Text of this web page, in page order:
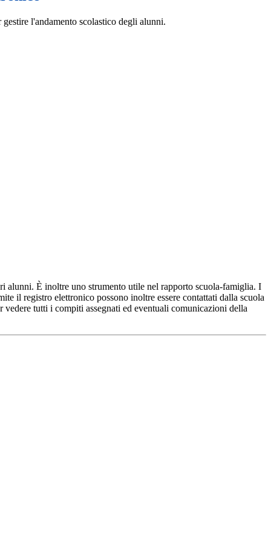
l'andamento scolastico degli alunni.
alunni. È inoltre uno strumento utile nel rapporto scuola-famiglia. I
il registro elettronico possono inoltre essere contattati dalla scuola
tutti i compiti assegnati ed eventuali comunicazioni della